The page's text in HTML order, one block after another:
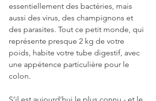
essentiellement des bactéries, mais
aussi des virus, des champignons et
des parasites. Tout ce petit monde, qui
représente presque 2 kg de votre
poids, habite votre tube digestif, avec
une appétence particulière pour le
colon.